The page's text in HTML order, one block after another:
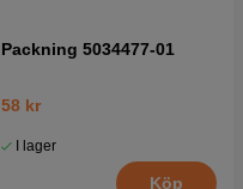
Packning 5034477-01
58 kr
I lager
Köp